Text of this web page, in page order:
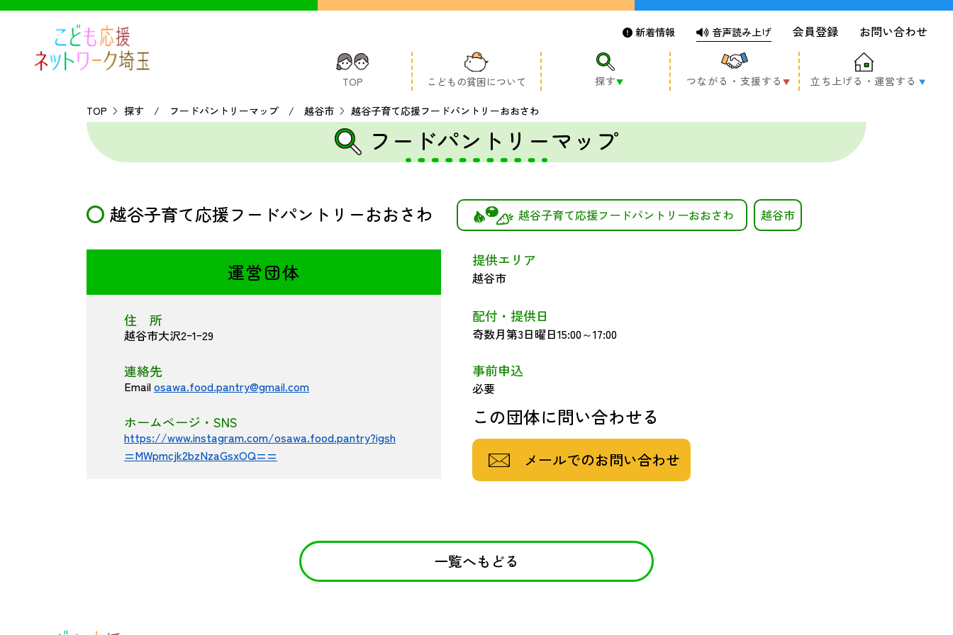
新着情報 音声読み上げ 会員登録 お問い合わせ
TOP こどもの貧困について 探す つながる・支援する 立ち上げる・運営する
TOP 探す / フードパントリーマップ / 越谷市 越谷子育て応援フードパントリーおおさわ
フードパントリーマップ
越谷子育て応援フードパントリーおおさわ 越谷子育て応援フードパントリーおおさわ 越谷市
運営団体
住 所
越谷市大沢2ｰ1ｰ29
連絡先
Emailosawa.food.pantry@gmail.com
ホームページ・SNS
https://www.instagram.com/osawa.food.pantry?igsh
=MWpmcjk2bzNzaGsxOQ==
提供エリア
越谷市
配付・提供日
奇数月第3日曜日15:00～17:00
事前申込
必要
この団体に問い合わせる
メールでのお問い合わせ
一覧へもどる